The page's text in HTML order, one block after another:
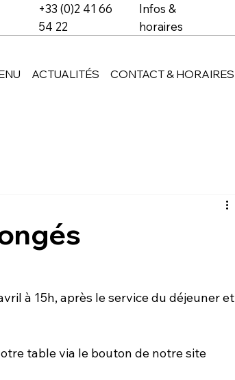
+33 (0)2 41 66
54 22
Infos &
horaires
ACTUALITÉS CONTACT & HORAIRES
à 15h, après le service du déjeuner et
table via le bouton de notre site